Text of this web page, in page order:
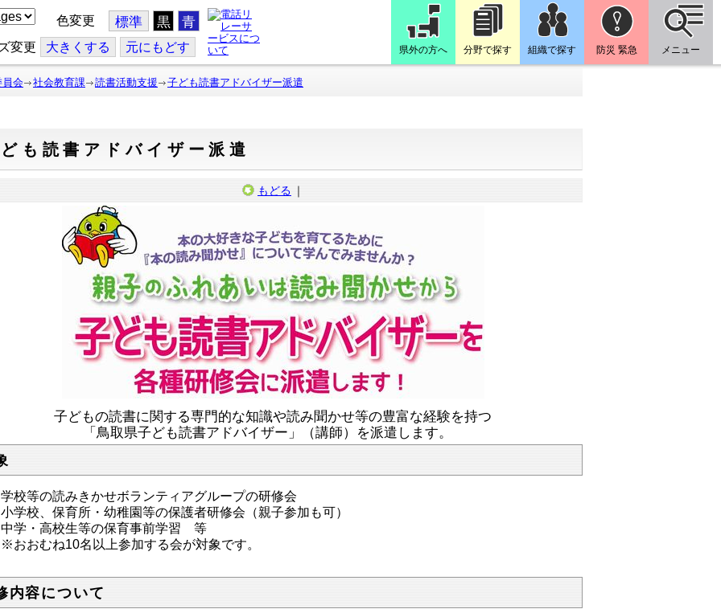
色変更 標準 黒 青
変更 大きくする 元にもどす 県外の方へ 分野で探す 組織で探す 防災 緊急 メニュー
員会 社会教育課 読書活動支援 子ども読書アドバイザー派遣
も読書アドバイザー派遣
もどる ｜
子どもの読書に関する専門的な知識や読み聞かせ等の豊富な経験を持つ
「鳥取県子ども読書アドバイザー」（講師）を派遣します。
学校等の読みきかせボランティアグループの研修会
小学校、保育所・幼稚園等の保護者研修会（親子参加も可）
中学・高校生等の保育事前学習 等
※おおむね10名以上参加する会が対象です。
内容について